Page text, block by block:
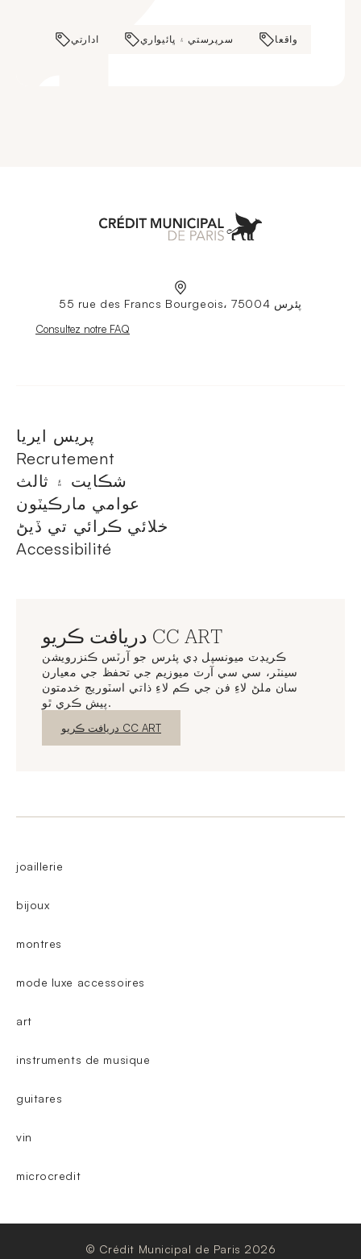
ادارتي سرپرستي ۽ ڀائيواري واقعا
55 rue des Francs Bourgeois، 75004 پئرس
Nouvelle fenêtre
Consultez notre FAQ
پريس ايريا
Recrutement
شڪايت ۽ ثالث
عوامي مارڪيٽون
خلائي ڪرائي تي ڏيڻ
Accessibilité
دريافت ڪريو CC ART
ڪريڊٽ ميونسپل ڊي پئرس جو آرٽس ڪنزرويشن
سينٽر، سي سي آرٽ ميوزيم جي تحفظ جي معيارن
سان ملڻ لاءِ فن جي ڪم لاءِ ذاتي اسٽوريج خدمتون
پيش ڪري ٿو.
نئين ونڊو دريافت ڪريو CC ART
joaillerie
bijoux
montres
mode luxe accessoires
art
instruments de musique
guitares
vin
microcredit
© Crédit Municipal de Paris 2026